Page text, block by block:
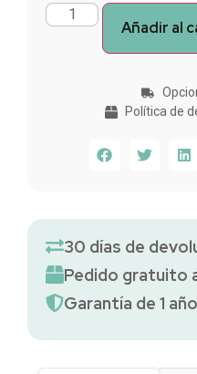
Añadir al
Política de
30 días de
Pedido gratuito
Garantía de 1 año